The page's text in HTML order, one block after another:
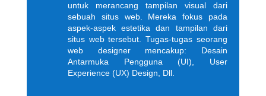
untuk merancang tampilan visual dari
sebuah situs web. Mereka fokus pada
aspek-aspek estetika dan tampilan dari
situs web tersebut. Tugas-tugas seorang
web designer mencakup: Desain
Antarmuka Pengguna (UI), User
Experience (UX) Design, Dll.